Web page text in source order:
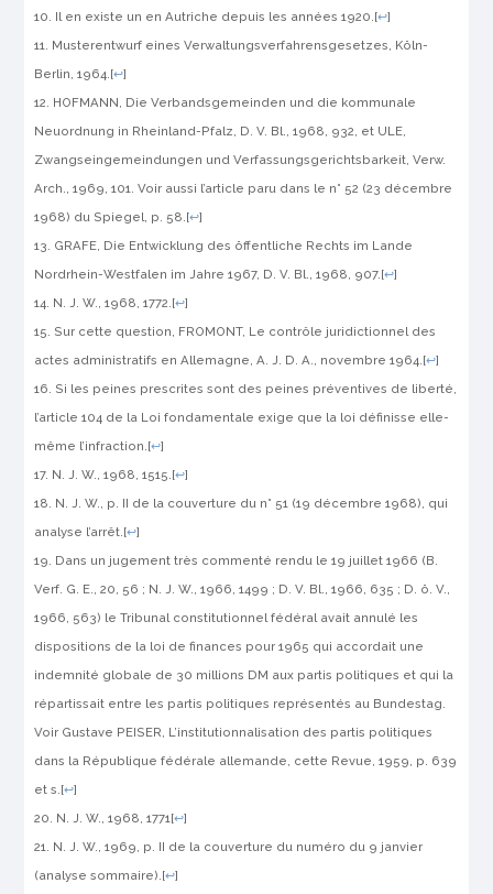
Il en existe un en Autriche depuis les années 1920.[↩]
Musterentwurf eines Verwaltungsverfahrensgesetzes, Köln-
Berlin, 1964.[↩]
HOFMANN, Die Verbandsgemeinden und die kommunale
Neuordnung in Rheinland-Pfalz, D. V. Bl., 1968, 932, et ULE,
Zwangseingemeindungen und Verfassungsgerichtsbarkeit, Verw.
Arch., 1969, 101. Voir aussi l’article paru dans le n° 52 (23 décembre
1968) du Spiegel, p. 58.[↩]
GRAFE, Die Entwicklung des öffentliche Rechts im Lande
Nordrhein-Westfalen im Jahre 1967, D. V. Bl., 1968, 907.[↩]
N. J. W., 1968, 1772.[↩]
Sur cette question, FROMONT, Le contrôle juridictionnel des
actes administratifs en Allemagne, A. J. D. A., novembre 1964.[↩]
Si les peines prescrites sont des peines préventives de liberté,
l’article 104 de la Loi fondamentale exige que la loi définisse elle-
même l’infraction.[↩]
N. J. W., 1968, 1515.[↩]
N. J. W., p. II de la couverture du n° 51 (19 décembre 1968), qui
analyse l’arrêt.[↩]
Dans un jugement très commenté rendu le 19 juillet 1966 (B.
Verf. G. E., 20, 56 ; N. J. W., 1966, 1499 ; D. V. Bl., 1966, 635 ; D. ö. V.,
1966, 563) le Tribunal constitutionnel fédéral avait annulé les
dispositions de la loi de finances pour 1965 qui accordait une
indemnité globale de 30 millions DM aux partis politiques et qui la
répartissait entre les partis politiques représentés au Bundestag.
Voir Gustave PEISER, L’institutionnalisation des partis politiques
dans la République fédérale allemande, cette Revue, 1959, p. 639
et s.[↩]
N. J. W., 1968, 1771[↩]
N. J. W., 1969, p. II de la couverture du numéro du 9 janvier
(analyse sommaire).[↩]